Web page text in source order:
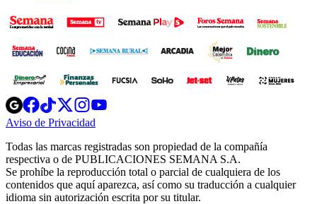
Opens
in
new
Opens
in
new
Opens
in
new
window
Opens
new
windowwindow
Aviso de Privacidad
new
window
Todas las marcas registradas son propiedad de la compañía
respectiva o de PUBLICACIONES SEMANA S.A.
Se prohíbe la reproducción total o parcial de cualquiera de los
contenidos que aquí aparezca, así como su traducción a cualquier
idioma sin autorización escrita por su titular.